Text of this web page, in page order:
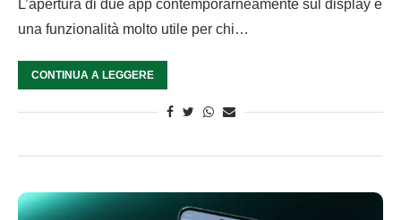
L’apertura di due app contemporarneamente sul display è
una funzionalità molto utile per chi…
CONTINUA A LEGGERE